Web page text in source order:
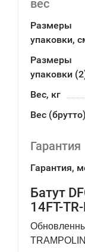
вес
Размеры
упаковки,
Размеры
упаковки
Вес, кг
Вес (брутто)
Гарантия
Гарантия,
Батут
14FT-